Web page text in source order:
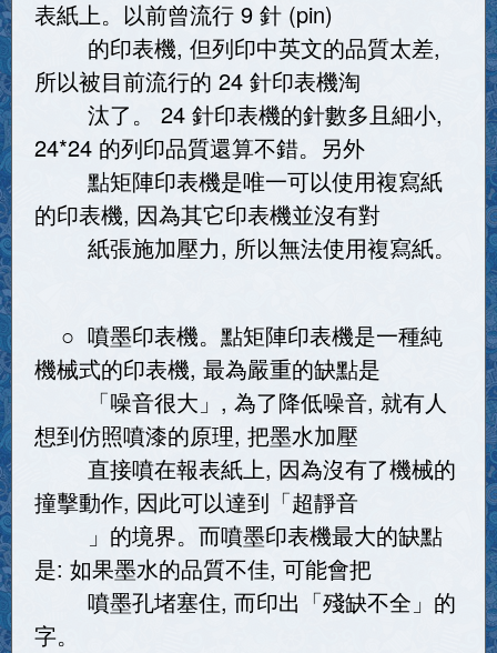
表紙上。以前曾流行 9 針 (pin)
的印表機, 但列印中英文的品質太差,
所以被目前流行的 24 針印表機淘
汰了。 24 針印表機的針數多且細小,
24*24 的列印品質還算不錯。另外
點矩陣印表機是唯一可以使用複寫紙
的印表機, 因為其它印表機並沒有對
紙張施加壓力, 所以無法使用複寫紙。
○ 噴墨印表機。點矩陣印表機是一種純
機械式的印表機, 最為嚴重的缺點是
「噪音很大」, 為了降低噪音, 就有人
想到仿照噴漆的原理, 把墨水加壓
直接噴在報表紙上, 因為沒有了機械的
撞擊動作, 因此可以達到「超靜音
」的境界。而噴墨印表機最大的缺點
是: 如果墨水的品質不佳, 可能會把
噴墨孔堵塞住, 而印出「殘缺不全」的
字。